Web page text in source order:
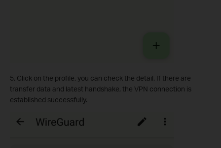
5. Click on the profile, you can check the detail. If there are
transfer data and latest handshake, the VPN connection is
established successfully.